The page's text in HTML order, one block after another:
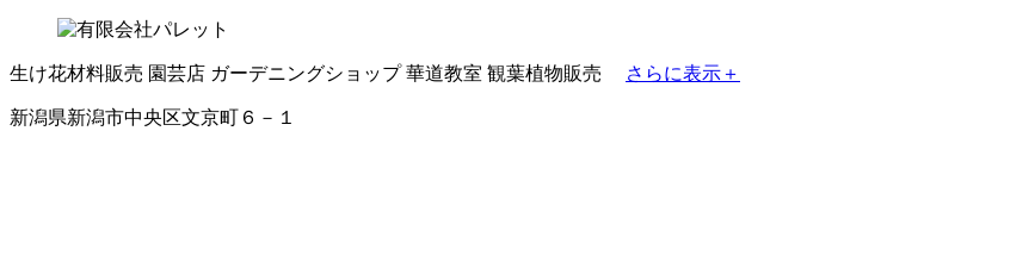
生け花材料販売 園芸店 ガーデニングショップ 華道教室 観葉植物販売 さらに表示＋
新潟県新潟市中央区文京町６－１